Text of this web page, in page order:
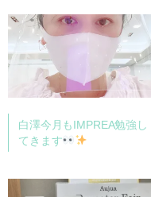
白澤今月もIMPREA勉強し
てきます